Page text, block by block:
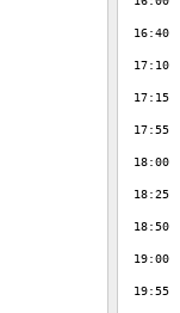
16:40
17:10
17:15
17:55
18:00
18:25
18:50
19:00
19:55